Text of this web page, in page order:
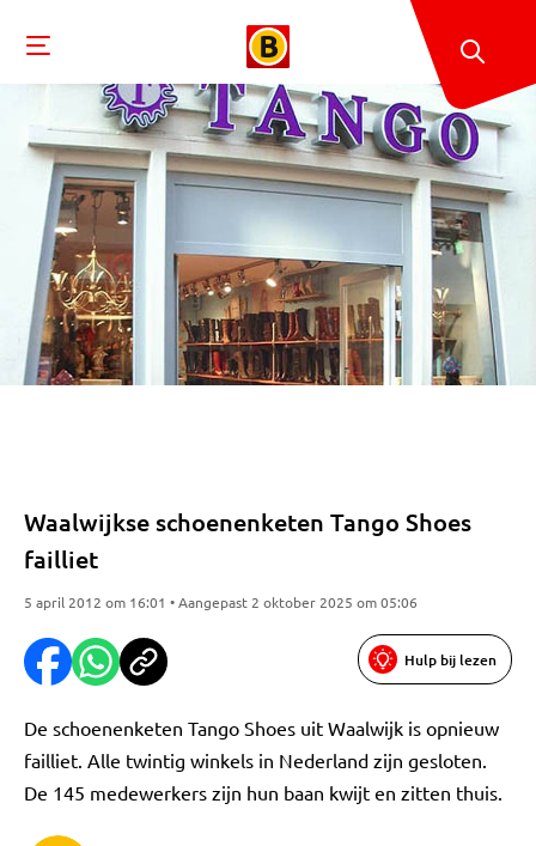
Waalwijkse schoenenketen Tango Shoes
failliet
5 april 2012 om 16:01 • Aangepast 2 oktober 2025 om 05:06
Hulp bij lezen
De schoenenketen Tango Shoes uit Waalwijk is opnieuw
failliet. Alle twintig winkels in Nederland zijn gesloten.
De 145 medewerkers zijn hun baan kwijt en zitten thuis.